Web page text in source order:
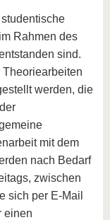
Rahmen des
sind.
werden, die
mit dem
nach Bedarf
zwischen
sich per E-Mail
einen